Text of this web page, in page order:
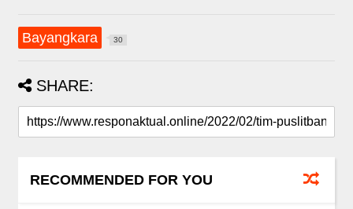
Bayangkara 30
SHARE:
RECOMMENDED FOR YOU